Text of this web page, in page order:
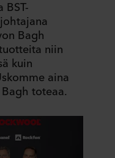
Bagh
niin
kuin
aina
toteaa.